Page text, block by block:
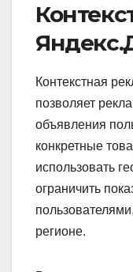
Контекстная
позволяет
объявления
конкретные
использовать
ограничить
регионе.